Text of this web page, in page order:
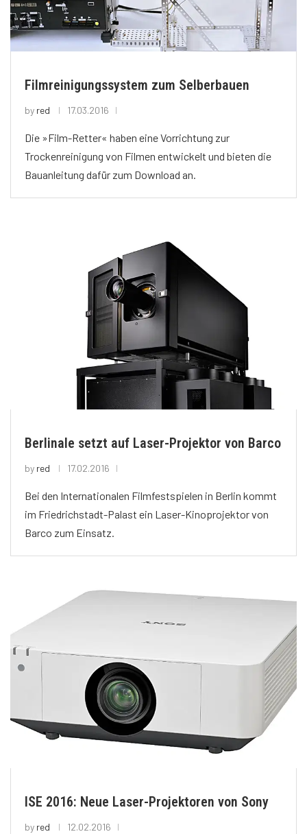
Filmreinigungssystem zum Selberbauen
by red 17.03.2016
Die »Film-Retter« haben eine Vorrichtung zur
Trockenreinigung von Filmen entwickelt und bieten die
Bauanleitung dafür zum Download an.
Berlinale setzt auf Laser-Projektor von Barco
by red 17.02.2016
Bei den Internationalen Filmfestspielen in Berlin kommt
im Friedrichstadt-Palast ein Laser-Kinoprojektor von
Barco zum Einsatz.
ISE 2016: Neue Laser-Projektoren von Sony
by red 12.02.2016